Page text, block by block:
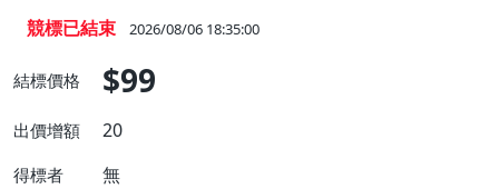
競標已結束 2026/08/06 18:35:00
結標價格 $99
出價增額 20
得標者 無